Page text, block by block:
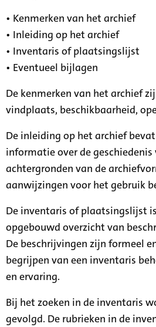
• Kenmerken van het archief
• Inleiding op het archief
• Inventaris of plaatsingslijst
• Eventueel bijlagen
De kenmerken van het archief
vindplaats, beschikbaarheid,
De inleiding op het archief
informatie over de geschiedenis
achtergronden van de
aanwijzingen voor het gebruik
De inventaris of plaatsingslijst
opgebouwd overzicht van
De beschrijvingen zijn formeel
begrijpen van een inventaris
en ervaring.
Bij het zoeken in de inventaris
gevolgd. De rubrieken in de